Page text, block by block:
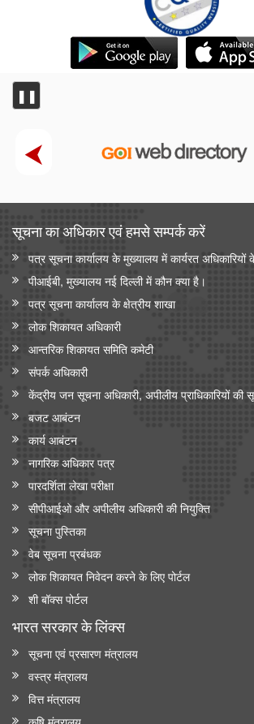
❚❚
सूचना का अधिकार एवं हमसे सम्‍पर्क करें
पत्र सूचना कार्यालय के मुख्यालय में कार्यरत
पीआईबी, मुख्यालय नई दिल्ली में कौन क्या है।
पत्र सूचना कार्यालय के क्षेत्रीय शाखा
लोक शिकायत अधिकारी
आन्‍तरिक शिकायत समिति कमेटी
संपर्क अधिकारी
केंद्रीय जन सूचना अधिकारी, अपीलीय प्राधिकारियों की
बजट आबंटन
कार्य आबंटन
नागरिक अधिकार पत्र
पारदर्शिता लेखा परीक्षा
सीपीआईओ और अपी‍लीय अधिकारी की नियुक्ति
सूचना पुस्तिका
वेब सूचना प्रबंधक
लोक शिकायत निवेदन करने के लिए पोर्टल
शी बॉक्स पोर्टल
भारत सरकार के लिंक्‍स
सूचना एवं प्रसारण मंत्रालय
वस्त्र मंत्रालय
वित्त मंत्रालय